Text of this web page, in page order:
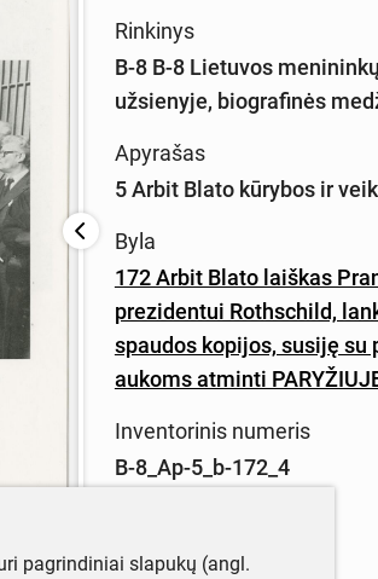
Rinkinys
B-8 B-8 Lietuvos
užsienyje, biografinės
Apyrašas
5 Arbit Blato kūrybos ir
Byla
172 Arbit Blato laiškas
prezidentui Rothschild,
spaudos kopijos, susiję
aukoms atminti
Inventorinis numeris
B-8_Ap-5_b-172_4
4
pagrindiniai slapukų (angl.